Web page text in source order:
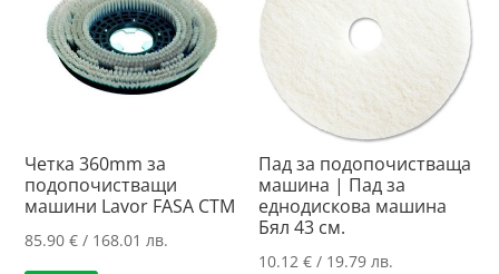
Четка 360mm за
подопочистващи
машини Lavor FASA CTM
85.90€ / 168.01 лв.
Пад за подопочистваща
машина | Пад за
еднодискова машина
Бял 43 см.
10.12€ / 19.79 лв.